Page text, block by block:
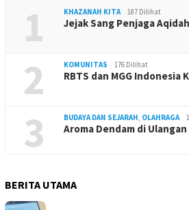
1 KHAZANAH KITA 187 Dilihat
Jejak Sang Penjaga
2 KOMUNITAS 176 Dilihat
RBTS dan MGG Indonesia
3 BUDAYA DAN SEJARAH, OLAHRAGA
Aroma Dendam di
BERITA UTAMA